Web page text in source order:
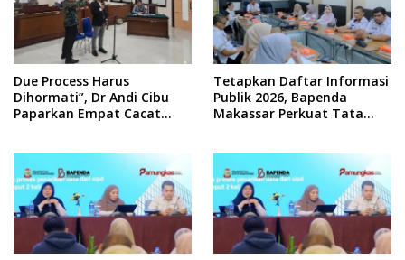
Due Process Harus
Dihormati”, Dr Andi Cibu
Paparkan Empat Cacat
Tetapkan Daftar Informasi
Publik 2026, Bapenda
Makassar Perkuat Tata